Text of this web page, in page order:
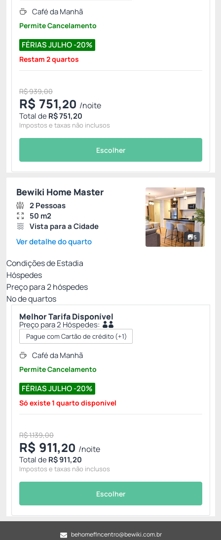
FÉRIAS JULHO -20%
Café da Manhã
Permite Cancelamento
Restam 2 quartos
R$ 939,00
R$ 751,20 /noite
Total deR$ 751,20
Impostos e taxas não inclusos
Escolher
5
Bewiki Home Master
2 Pessoas
50 m2
Vista para a Cidade
Ver detalhe do quarto
Condições de Estadia
Hóspedes
Preço para2hóspedes
Nº de quartos
Melhor Tarifa Disponível
Preço para 2 Hóspedes:
Pague com Cartão de crédito(+1)
FÉRIAS JULHO -20%
Café da Manhã
Permite Cancelamento
Só existe 1 quarto disponível
R$ 1.139,00
R$ 911,20 /noite
Total deR$ 911,20
Impostos e taxas não inclusos
Escolher
behomeflncentro@bewiki.com.br